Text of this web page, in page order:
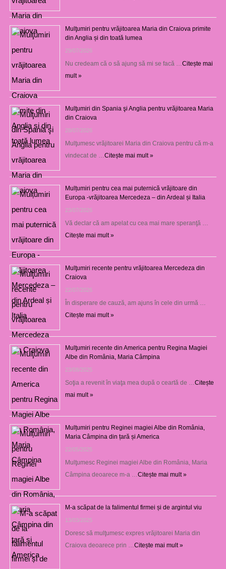
Mulţumiri pentru vrăjitoarea Maria din Craiova primite
din Anglia și din toată lumea
29/07/2026
Nu credeam că o să ajung să mi se facă … Citește mai
mult »
Mulţumiri din Spania şi Anglia pentru vrăjitoarea Maria
din Craiova
28/07/2026
Mulţumesc vrăjitoarei Maria din Craiova pentru că m-a
vindecat de … Citește mai mult »
Mulțumiri pentru cea mai puternică vrăjitoare din
Europa -vrăjitoarea Mercedeza – din Ardeal și Italia
23/07/2026
Vă declar că am apelat cu cea mai mare speranţă …
Citește mai mult »
Mulţumiri recente pentru vrăjitoarea Mercedeza din
Craiova
22/07/2026
În disperare de cauză, am ajuns în cele din urmă …
Citește mai mult »
Mulţumiri recente din America pentru Regina Magiei
Albe din România, Maria Câmpina
23/08/2025
Soţia a revenit în viaţa mea după o ceartă de … Citește
mai mult »
Mulțumiri pentru Reginei magiei Albe din România,
Maria Câmpina din țară și America
22/05/2025
Mulţumesc Reginei magiei Albe din România, Maria
Câmpina deoarece m-a … Citește mai mult »
M-a scăpat de la falimentul firmei și de argintul viu
13/03/2025
Doresc să mulţumesc expres vrăjitoarei Maria din
Craiova deoarece prin … Citește mai mult »